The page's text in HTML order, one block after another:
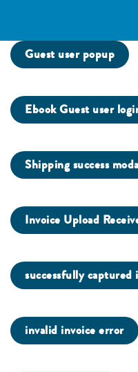
Guest user popup
Ebook Guest user
Shipping success
Invoice Upload
successfully captured
invalid invoice error